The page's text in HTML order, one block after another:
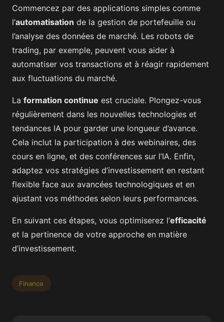
Commencez par des applications simples comme
l’automatisation de la gestion de portefeuille ou
l’analyse des données de marché. Les robots de
trading, par exemple, peuvent vous aider à
automatiser vos transactions et à réagir rapidement
aux fluctuations du marché.
La formation continue est cruciale. Plongez-vous
régulièrement dans les nouvelles technologies et
tendances IA pour garder une longueur d’avance.
Cela inclut la participation à des webinaires, des
cours en ligne, et des conférences sur l’IA. Enfin,
adaptez vos stratégies d’investissement en restant
flexible face aux avancées technologiques et en
ajustant vos méthodes selon leurs performances.
En suivant ces étapes, vous optimiserez l’efficacité
et la pertinence de votre approche en matière
d’investissement.
Finance